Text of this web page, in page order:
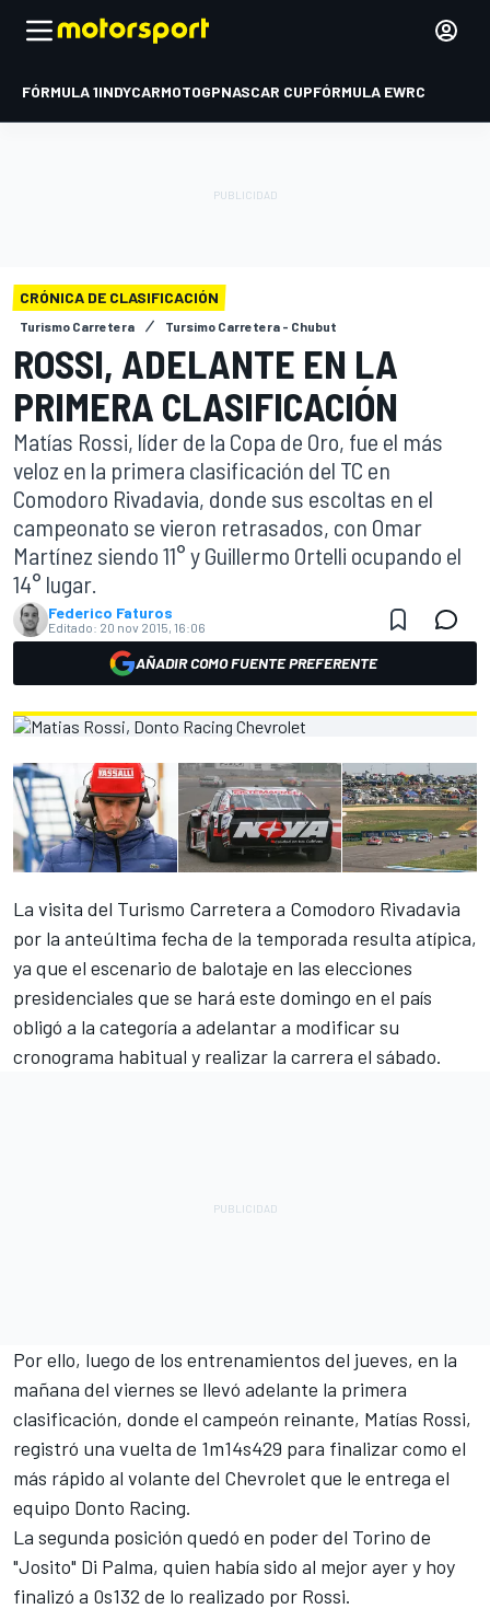
FÓRMULA 1INDYCARMOTOGPNASCAR CUPFÓRMULA EWRC
CRÓNICA DE CLASIFICACIÓN
Turismo Carretera Tursimo Carretera - Chubut
ROSSI, ADELANTE EN LA
PRIMERA CLASIFICACIÓN
Matías Rossi, líder de la Copa de Oro, fue el más
veloz en la primera clasificación del TC en
Comodoro Rivadavia, donde sus escoltas en el
campeonato se vieron retrasados, con Omar
Martínez siendo 11° y Guillermo Ortelli ocupando el
14° lugar.
Federico Faturos
Editado: 20 nov 2015, 16:06
AÑADIR COMO FUENTE PREFERENTE
La visita del Turismo Carretera a Comodoro Rivadavia
por la anteúltima fecha de la temporada resulta atípica,
ya que el escenario de balotaje en las elecciones
presidenciales que se hará este domingo en el país
obligó a la categoría a adelantar a modificar su
cronograma habitual y realizar la carrera el sábado.
Por ello, luego de los entrenamientos del jueves, en la
mañana del viernes se llevó adelante la primera
clasificación, donde el campeón reinante, Matías Rossi,
registró una vuelta de 1m14s429 para finalizar como el
más rápido al volante del Chevrolet que le entrega el
equipo Donto Racing.
La segunda posición quedó en poder del Torino de
"Josito" Di Palma, quien había sido al mejor ayer y hoy
finalizó a 0s132 de lo realizado por Rossi.